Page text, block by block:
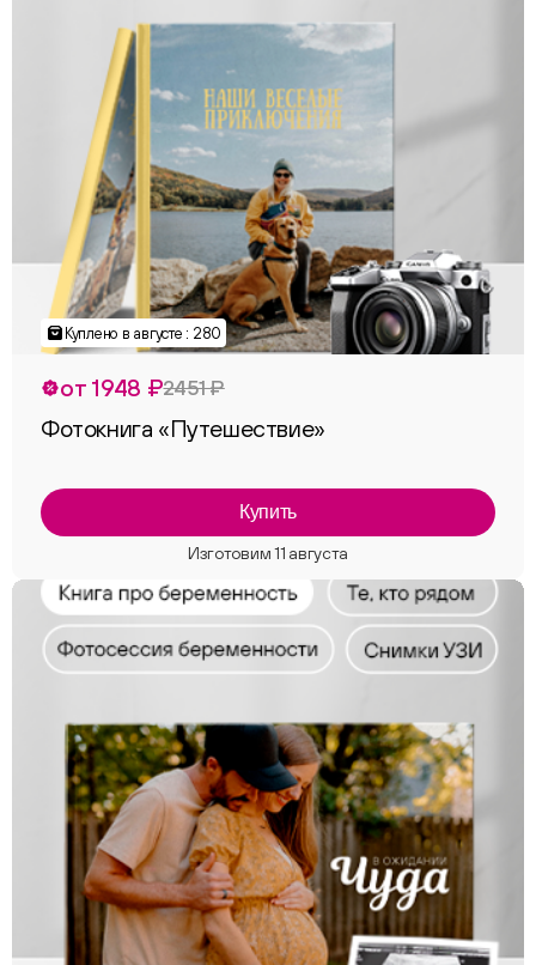
Куплено в августе : 280
от 1948 ₽2451 ₽
Фотокнига «Путешествие»
Купить